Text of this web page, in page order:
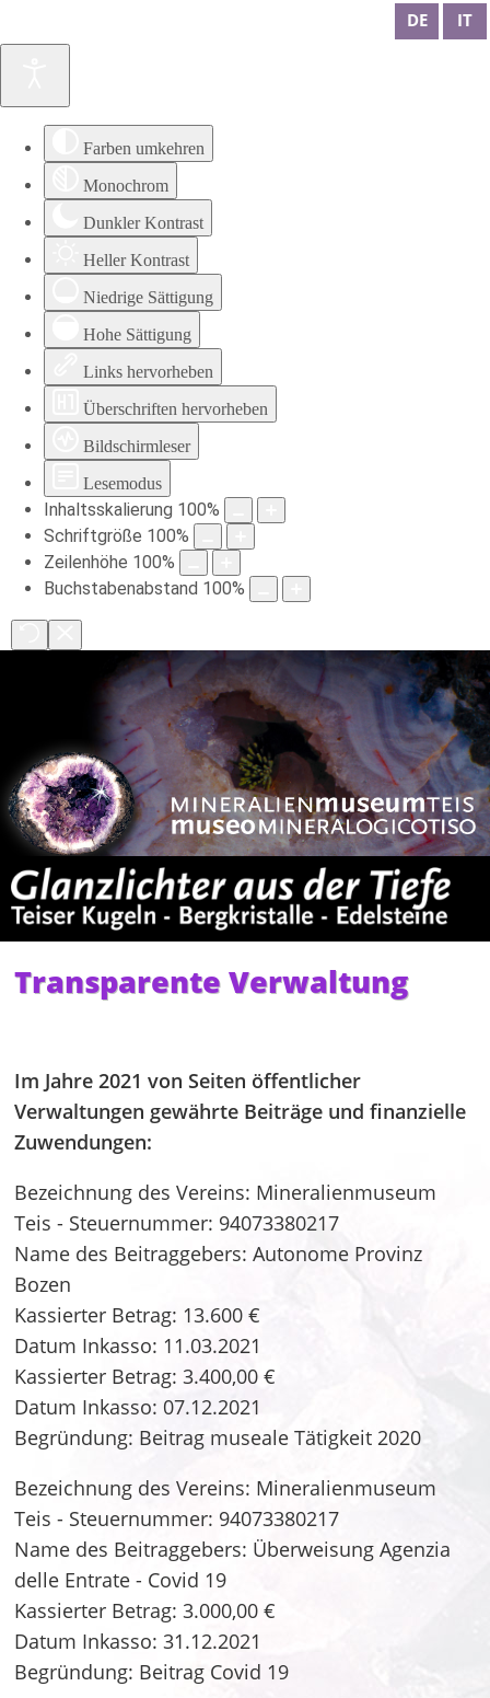
Farben umkehren
Monochrom
Dunkler Kontrast
Heller Kontrast
Niedrige Sättigung
Hohe Sättigung
Links hervorheben
Überschriften hervorheben
Bildschirmleser
Lesemodus
Inhaltsskalierung 100%
Schriftgröße 100%
Zeilenhöhe 100%
Buchstabenabstand 100%
DE IT
Transparente Verwaltung
Im Jahre 2021 von Seiten öffentlicher
Verwaltungen gewährte Beiträge und finanzielle
Zuwendungen:
Bezeichnung des Vereins: Mineralienmuseum
Teis - Steuernummer: 94073380217
Name des Beitraggebers: Autonome Provinz
Bozen
Kassierter Betrag: 13.600 €
Datum Inkasso: 11.03.2021
Kassierter Betrag: 3.400,00 €
Datum Inkasso: 07.12.2021
Begründung: Beitrag museale Tätigkeit 2020
Bezeichnung des Vereins: Mineralienmuseum
Teis - Steuernummer: 94073380217
Name des Beitraggebers: Überweisung Agenzia
delle Entrate - Covid 19
Kassierter Betrag: 3.000,00 €
Datum Inkasso: 31.12.2021
Begründung: Beitrag Covid 19